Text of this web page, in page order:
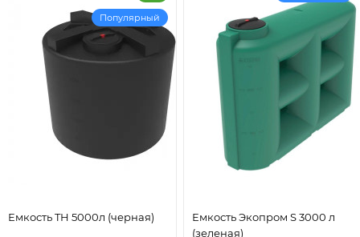
Популярный
Емкость TH 5000л (черная)
Емкость Экопром S 3000 л
(зеленая)